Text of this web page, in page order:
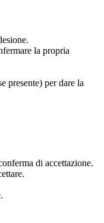
la propria
presente) per dare la
di accettazione.